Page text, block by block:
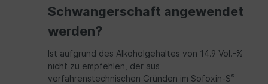
Schwangerschaft angewendet
werden?
Ist aufgrund des Alkoholgehaltes von 14.9 Vol.-%
nicht zu empfehlen, der aus
verfahrenstechnischen Gründen im Sofoxin-S®